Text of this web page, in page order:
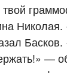
твой
—